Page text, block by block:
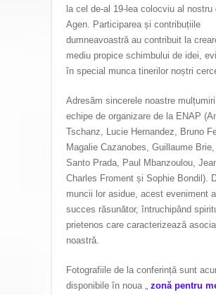
la cel de-al 19-lea colocviu al nostru
Agen. Participarea și contribuțiile
dumneavoastră au contribuit la
mediu propice schimbului de idei,
în special munca tinerilor noștri
Adresăm sincerele noastre
echipe de organizare de la ENAP
Tschanz, Lucie Hernandez, Bruno
Magalie Cazanobes, Guillaume
Santo Prada, Paul Mbanzoulou,
Charles Froment și Sophie Bondil).
muncii lor asidue, acest eveniment
succes răsunător, întruchipând
prietenos care caracterizează
noastră.
Fotografiile de la conferință sunt
disponibile în noua „ zonă pentru